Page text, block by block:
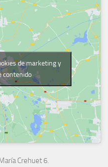
de marketing y
contenido
Crehuet 6.